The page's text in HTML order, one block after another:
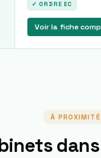
✓ ORDRE EC
Voir la fiche
À PROXIMITÉ